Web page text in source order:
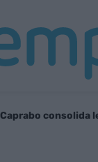
Caprabo consolida